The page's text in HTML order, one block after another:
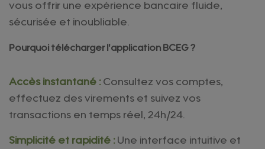
vous offrir une expérience bancaire fluide,
sécurisée et inoubliable.
Pourquoi télécharger l'application BCEG ?
Accès instantané :Consultez vos comptes,
effectuez des virements et suivez vos
transactions en temps réel, 24h/24.
Simplicité et rapidité :Une interface intuitive et